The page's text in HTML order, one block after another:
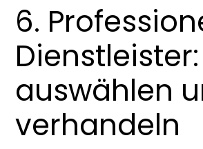
6.
auswählen
verhandeln